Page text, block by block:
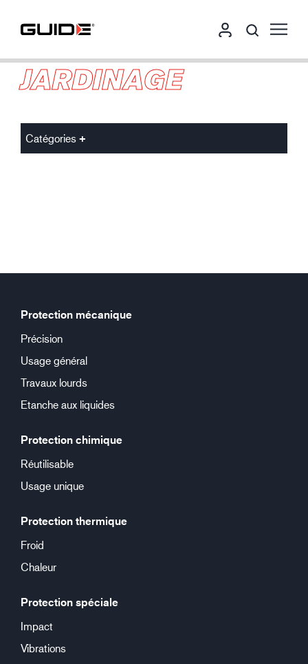
JARDINAGE
Catégories
Protection mécanique
Précision
Usage général
Travaux lourds
Etanche aux liquides
Protection chimique
Réutilisable
Usage unique
Protection thermique
Froid
Chaleur
Protection spéciale
Impact
Vibrations